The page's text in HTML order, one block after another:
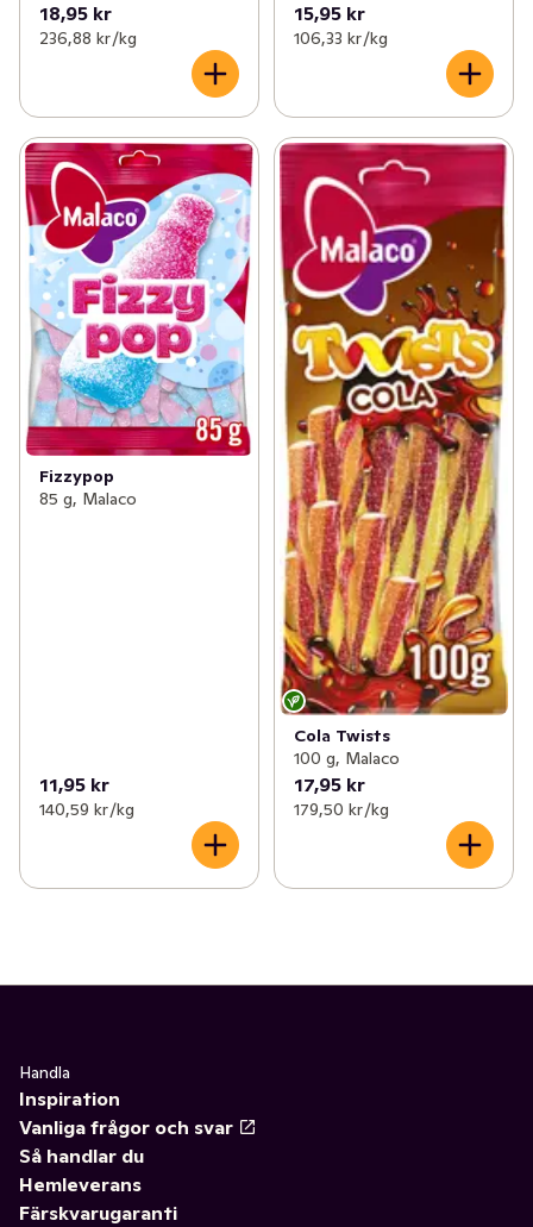
18,95 kr
236,88 kr /kg
15,95 kr
106,33 kr /kg
Fizzypop
85 g, Malaco
11,95 kr
140,59 kr /kg
Cola Twists
100 g, Malaco
17,95 kr
179,50 kr /kg
Handla
Inspiration
Vanliga frågor och svar
Så handlar du
Hemleverans
Färskvarugaranti